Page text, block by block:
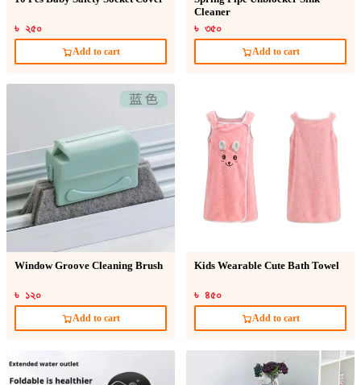
৳ ২৫০
Add to cart
Cleaner
৳ ৩৫০
Add to cart
Window Groove Cleaning Brush
৳ ১২০
Add to cart
Kids Wearable Cute Bath Towel
৳ ৪৫০
Add to cart